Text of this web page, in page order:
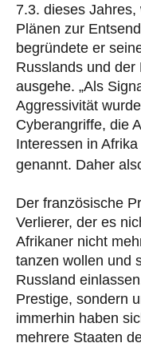
7.3. dieses
Plänen zur
begründete er
Russlands und der
ausgehe. „Als
Aggressivität
Cyberangriffe, die
Interessen in
genannt. Daher
Der französische
Verlierer, der es
Afrikaner nicht
tanzen wollen und
Russland
Prestige, sondern
immerhin haben
mehrere Staaten